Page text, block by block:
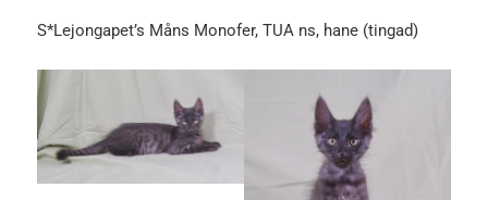
S*Lejongapet’s Måns Monofer, TUA ns, hane (tingad)